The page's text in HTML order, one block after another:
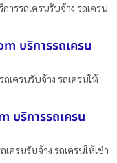
ารรถเครนรับจ้าง รถเครน
บริการรถเครน
เครนรับจ้าง รถเครนให้
บริการรถเครน
ครนรับจ้าง รถเครนให้เช่า